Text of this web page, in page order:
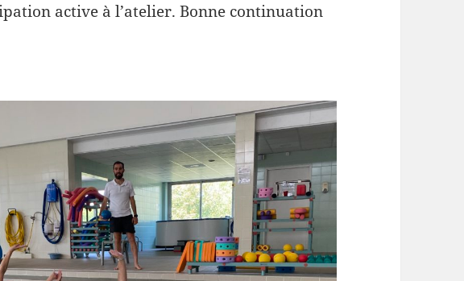
active à l’atelier. Bonne continuation